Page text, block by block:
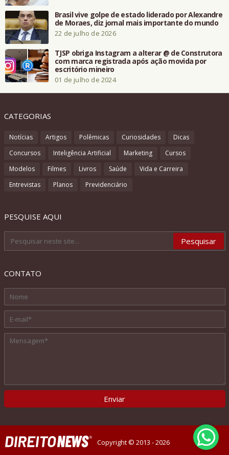
Brasil vive golpe de estado liderado por Alexandre
de Moraes, diz jornal mais importante do mundo
22 de julho de 2026
TJSP obriga Instagram a alterar @ de Construtora
com marca registrada após ação movida por
escritório mineiro
01 de julho de 2024
CATEGORIAS
Notícias Artigos Polêmicas Curiosidades
Dicas
Concursos
Inteligência Artificial Marketing
Cursos
Modelos
Filmes Livros Saúde
Vida e Carreira
Entrevistas
Planos Previdenciário
PESQUISE AQUI
CONTATO
Copyright © 2013 - 2026